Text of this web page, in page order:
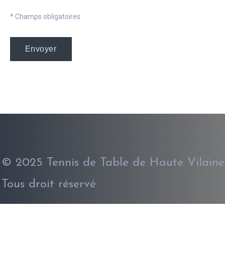
* Champs obligatoires
© 2025 Tennis de Table de Haute Vilaine
Tous droit réservé